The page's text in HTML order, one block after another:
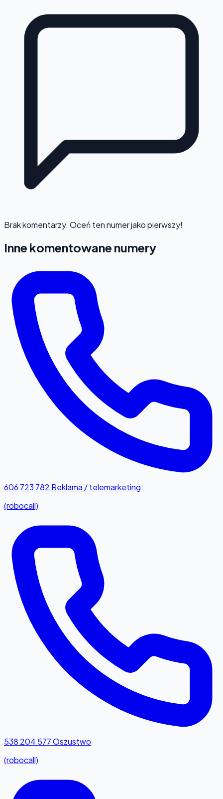
Brak komentarzy. Oceń ten numer jako pierwszy!
Inne komentowane numery
606 723 782 Reklama / telemarketing
(robocall)
538 204 577Oszustwo
(robocall)